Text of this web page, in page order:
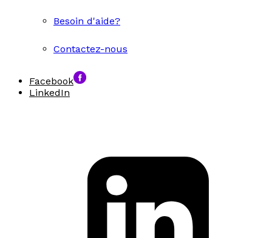
Besoin d'aide?
Contactez-nous
Facebook
LinkedIn